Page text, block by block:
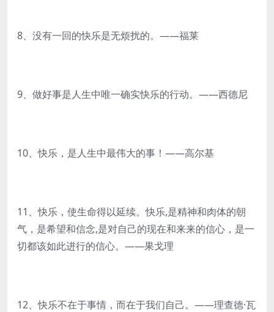
8、没有一回的快乐是无烦扰的。——福莱
9、做好事是人生中唯一确实快乐的行动。——西德尼
10、快乐，是人生中最伟大的事！——高尔基
11、快乐，使生命得以延续。快乐,是精神和肉体的朝
气，是希望和信念,是对自己的现在和来来的信心，是一
切都该如此进行的信心。——果戈理
12、快乐不在于事情，而在于我们自己。——理查德·瓦